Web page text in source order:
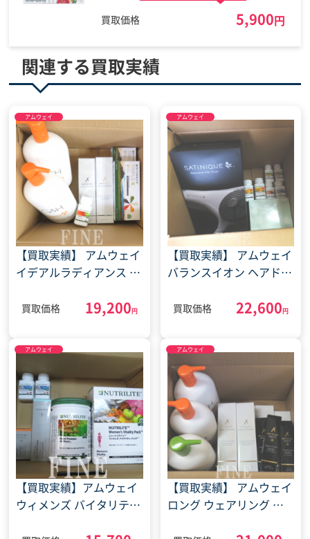
買取価格 5,900円
関連する買取実績
アムウェイ
【買取実績】 アムウェイ
イデアルラディアンス ブ
アイブレンド トリプルX
ディウオッシュ(2023年9
月29日)
買取価格 19,200円
アムウェイ
【買取実績】 アムウェイ
バランスイオン ヘアドラ
ブレイン＆ハート サプリ
買取価格 22,600円
アムウェイ
【買取実績】アムウェイ
ウィメンズ バイタリティ
アムウェイ
【買取実績】 アムウェイ
ロング ウェアリング フ